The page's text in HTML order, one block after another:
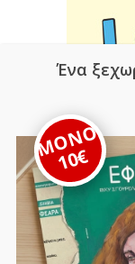
Ένα
ΜΟΝΟ
10€